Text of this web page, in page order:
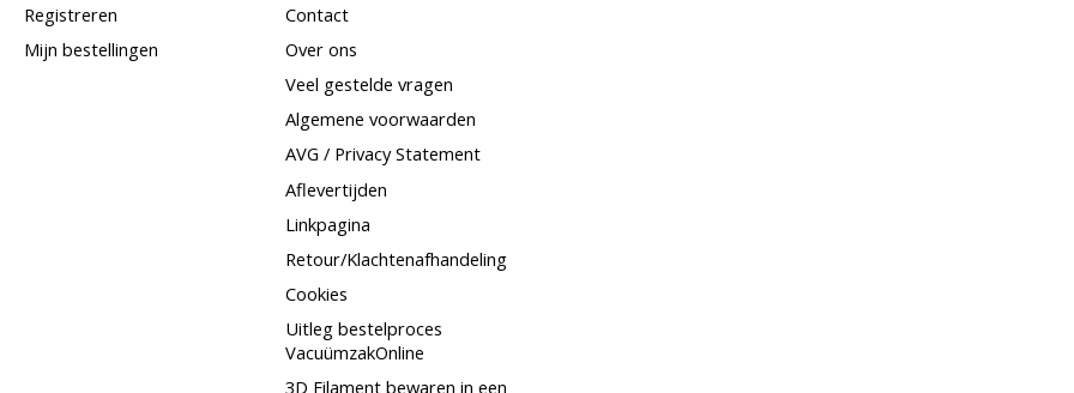
Registreren
Mijn bestellingen
Contact
Over ons
Veel gestelde vragen
Algemene voorwaarden
AVG / Privacy Statement
Aflevertijden
Linkpagina
Retour/Klachtenafhandeling
Cookies
Uitleg bestelproces
VacuümzakOnline
3D Filament bewaren in een